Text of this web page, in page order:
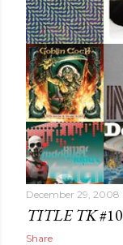
December 29, 2008
TITLE TK#10
Share